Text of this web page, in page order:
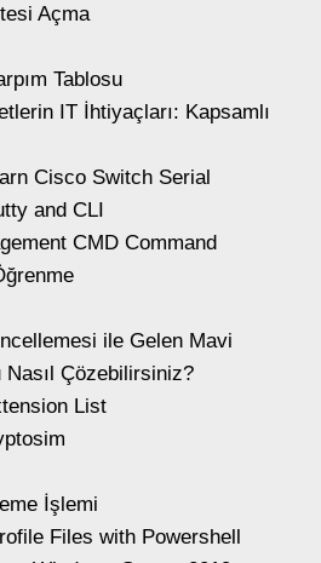
Açma
Tablosu
IT İhtiyaçları: Kapsamlı
Cisco Switch Serial
and CLI
CMD Command
ile Gelen Mavi
Nasıl Çözebilirsiniz?
List
İşlemi
Files with Powershell